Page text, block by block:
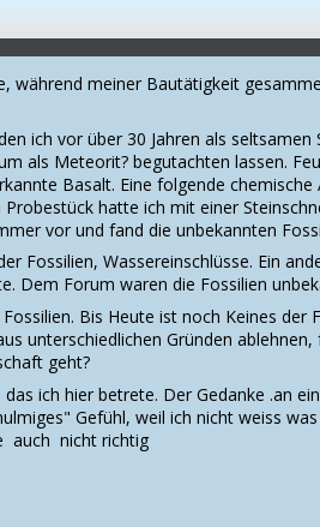
während meiner Bautätigkeit
ich vor über 30 Jahren als
als Meteorit? begutachten lassen.
Basalt. Eine folgende chemische
hatte ich mit einer
vor und fand die unbekannten
Fossilien, Wassereinschlüsse. Ein
Dem Forum waren die Fossilien
Bis Heute ist noch Keines der
unterschiedlichen Gründen
geht?
ich hier betrete. Der Gedanke .an
Gefühl, weil ich nicht weiss
auch nicht richtig